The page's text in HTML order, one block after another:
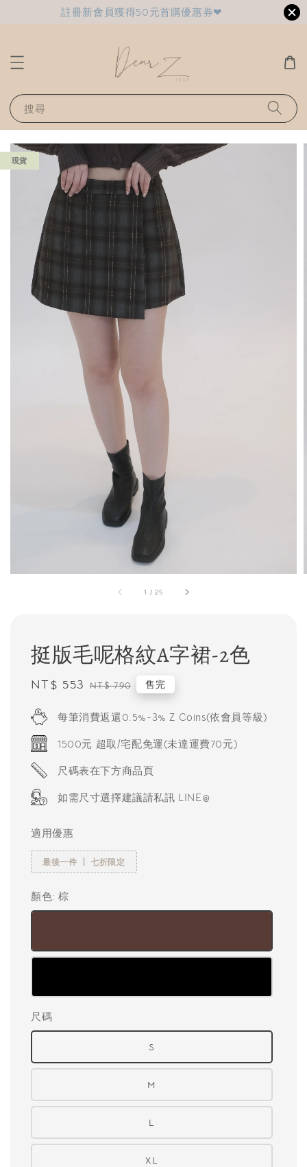
註冊新會員獲得50元首購優惠券❤
搜尋
1 /25
現貨
挺版毛呢格紋A字裙-2色
Sale
NT$ 553 Regular
NT$ 790 售完
每筆消費返還0.5%-3% Z Coins(依會員等級)
1500元 超取/宅配免運(未達運費70元)
尺碼表在下方商品頁
如需尺寸選擇建議請私訊 LINE@
適用優惠
最後一件 ┃ 七折限定
顏色: 棕
尺碼
S
M
L
XL